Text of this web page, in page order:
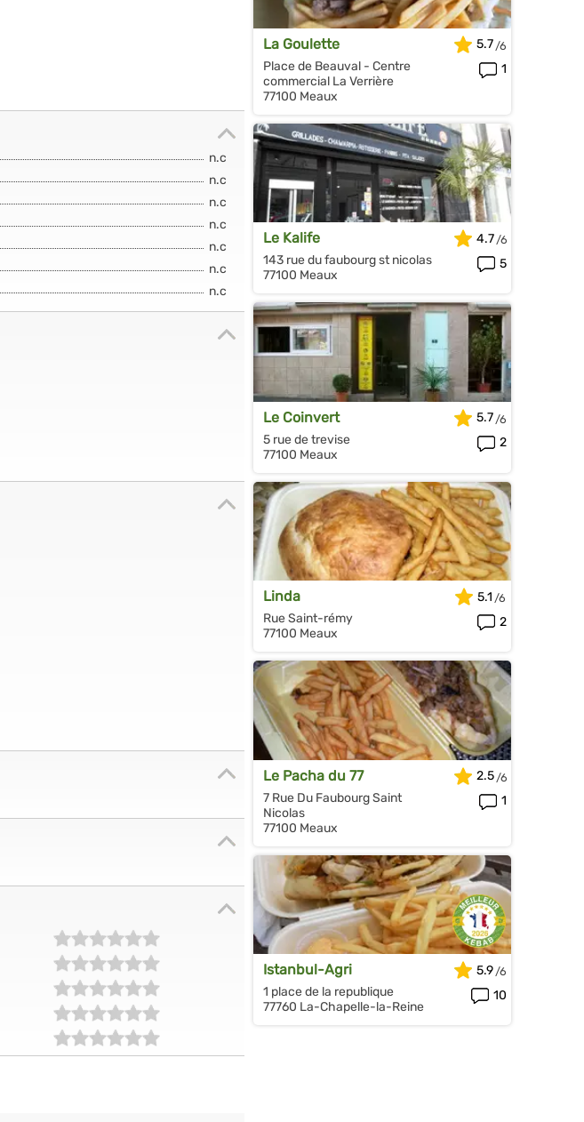
n.c
n.c
n.c
n.c
n.c
n.c
n.c
La Goulette
Place de Beauval - Centre
commercial La Verrière
77100 Meaux
5.7
1
Le Kalife
143 rue du faubourg st nicolas
77100 Meaux
4.7
5
Le Coinvert
5 rue de trevise
77100 Meaux
5.7
2
Linda
Rue Saint-rémy
77100 Meaux
5.1
2
Le Pacha du 77
7 Rue Du Faubourg Saint
Nicolas
77100 Meaux
2.5
1
Istanbul-Agri
1 place de la republique
77760 La-Chapelle-la-Reine
5.9
10